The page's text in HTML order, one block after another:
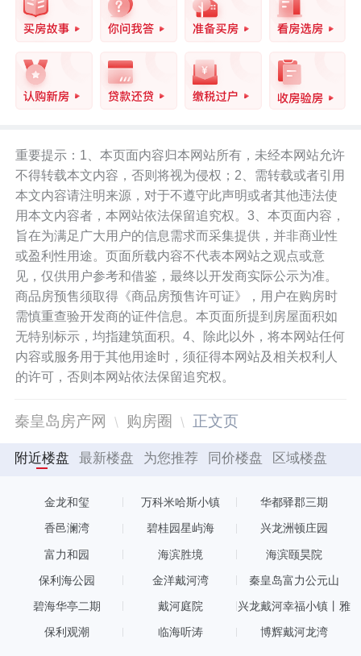
重要提示：1、本页面内容归本网站所有，未经本网站允许
不得转载本文内容，否则将视为侵权；2、需转载或者引用
本文内容请注明来源，对于不遵守此声明或者其他违法使
用本文内容者，本网站依法保留追究权。3、本页面内容，
旨在为满足广大用户的信息需求而采集提供，并非商业性
或盈利性用途。页面所载内容不代表本网站之观点或意
见，仅供用户参考和借鉴，最终以开发商实际公示为准。
商品房预售须取得《商品房预售许可证》，用户在购房时
需慎重查验开发商的证件信息。本页面所提到房屋面积如
无特别标示，均指建筑面积。4、除此以外，将本网站任何
内容或服务用于其他用途时，须征得本网站及相关权利人
的许可，否则本网站依法保留追究权。
秦皇岛房产网 购房圈 正文页
附近楼盘 最新楼盘 为您推荐 同价楼盘 区域楼盘
金龙和玺 万科米哈斯小镇 华都驿郡三期
香邑澜湾 碧桂园星屿海 兴龙洲顿庄园
富力和园 海滨胜境 海滨颐昊院
保利海公园 金洋戴河湾 秦皇岛富力公元山
碧海华亭二期 戴河庭院
兴龙戴河幸福小镇丨雅
保利观潮 临海听涛 博辉戴河龙湾